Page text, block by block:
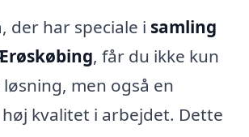
der har speciale i samling
, får du ikke kun
men også en
kvalitet i arbejdet. Dette